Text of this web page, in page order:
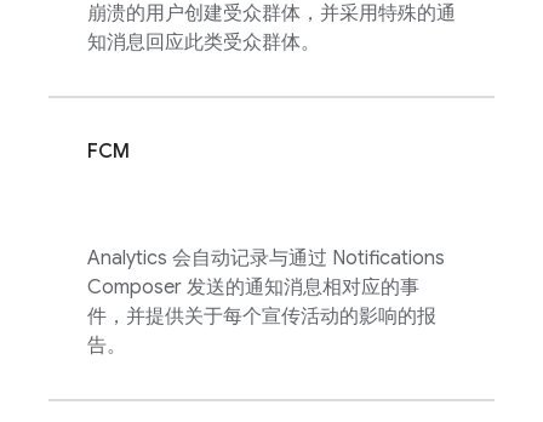
崩溃的用户创建受众群体，并采用特殊的通
知消息回应此类受众群体。
FCM
Analytics 会自动记录与通过 Notifications
Composer 发送的通知消息相对应的事
件，并提供关于每个宣传活动的影响的报
告。